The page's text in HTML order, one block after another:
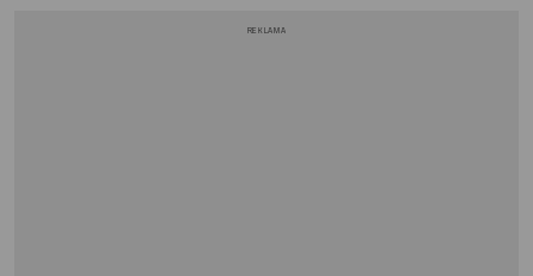
REKLAMA